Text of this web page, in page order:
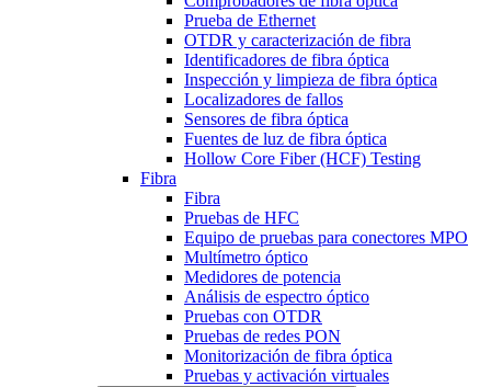
Prueba de Ethernet
OTDR y caracterización de fibra
Identificadores de fibra óptica
Inspección y limpieza de fibra óptica
Localizadores de fallos
Sensores de fibra óptica
Fuentes de luz de fibra óptica
Hollow Core Fiber (HCF) Testing
Fibra
Fibra
Pruebas de HFC
Equipo de pruebas para conectores MPO
Multímetro óptico
Medidores de potencia
Análisis de espectro óptico
Pruebas con OTDR
Pruebas de redes PON
Monitorización de fibra óptica
Pruebas y activación virtuales